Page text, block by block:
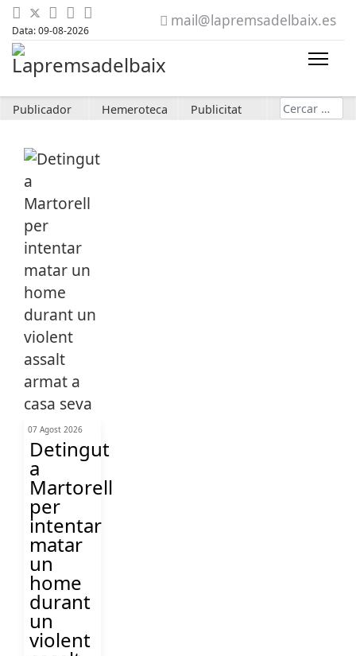
Data: 09-08-2026
mail@lapremsadelbaix.es
Publicador Hemeroteca Publicitat Cerca
07 Agost 2026
Detingut
a
Martorell
per
intentar
matar
un
home
durant
un
violent